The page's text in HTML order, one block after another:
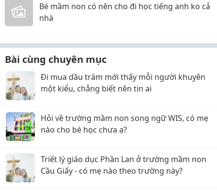
Bé mầm non có nên cho đi học tiếng anh ko cả
nhà
Bài cùng chuyên mục
Đi mua dầu tràm mới thấy mỗi người khuyên
một kiểu, chẳng biết nên tin ai
Hỏi về trường mầm non song ngữ WIS, có mẹ
nào cho bé học chưa ạ?
Triết lý giáo dục Phần Lan ở trường mầm non
Cầu Giấy - có mẹ nào theo trường này?